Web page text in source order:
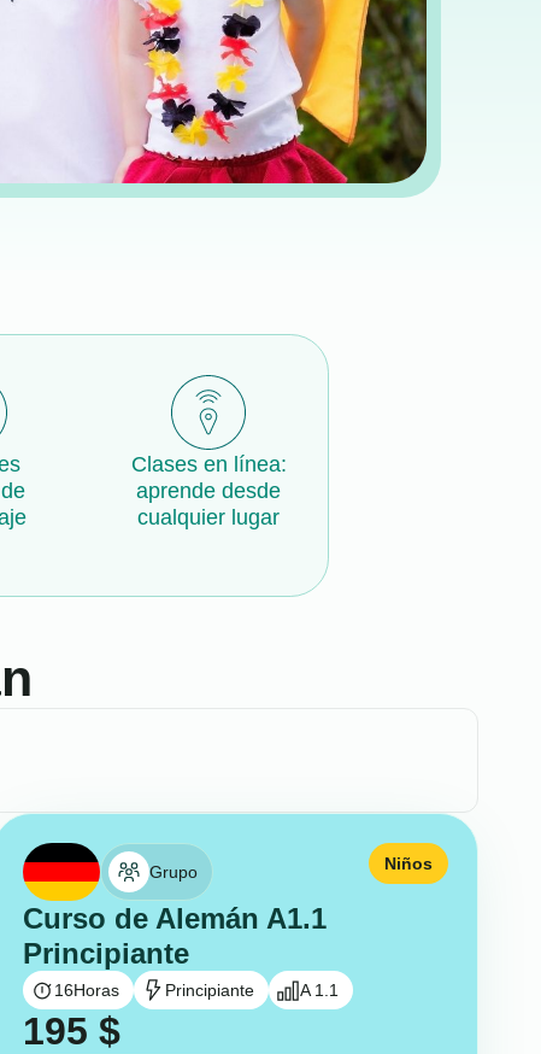
Clases en línea:
aprende desde
cualquier lugar
Grupo
Curso de Alemán A1.1
Principiante
Niños
16Horas Principiante A 1.1
195$